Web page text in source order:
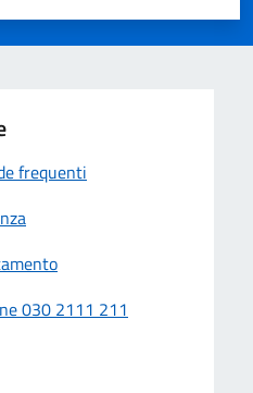
su 5
5
frequenti
030 2111 211